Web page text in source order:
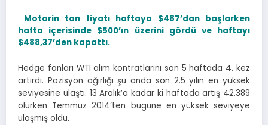
Motorin ton fiyatı haftaya $487’dan başlarken
hafta içerisinde $500’ın üzerini gördü ve haftayı
$488,37’den kapattı.
Hedge fonları WTI alım kontratlarını son 5 haftada 4. kez
artırdı. Pozisyon ağırlığı şu anda son 2.5 yılın en yüksek
seviyesine ulaştı. 13 Aralık’a kadar ki haftada artış 42.389
olurken Temmuz 2014’ten bugüne en yüksek seviyeye
ulaşmış oldu.